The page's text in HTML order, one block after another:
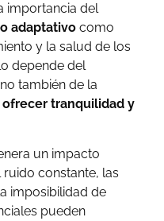
importancia del
adaptativo como
y la salud de los
depende del
también de la
tranquilidad y
un impacto
constante, las
imposibilidad de
pueden